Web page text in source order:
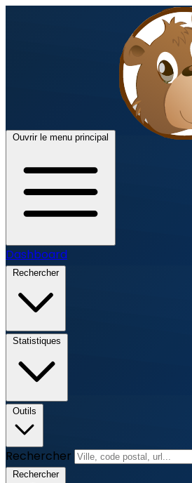
Ouvrir le menu principal
Dashboard
Rechercher
Statistiques
Outils
Rechercher
Rechercher